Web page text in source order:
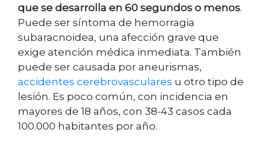
que se desarrolla en 60 segundos o menos.
Puede ser síntoma de hemorragia
subaracnoidea, una afección grave que
exige atención médica inmediata. También
puede ser causada por aneurismas,
accidentes cerebrovasculares u otro tipo de
lesión. Es poco común, con incidencia en
mayores de 18 años, con 38-43 casos cada
100.000 habitantes por año.